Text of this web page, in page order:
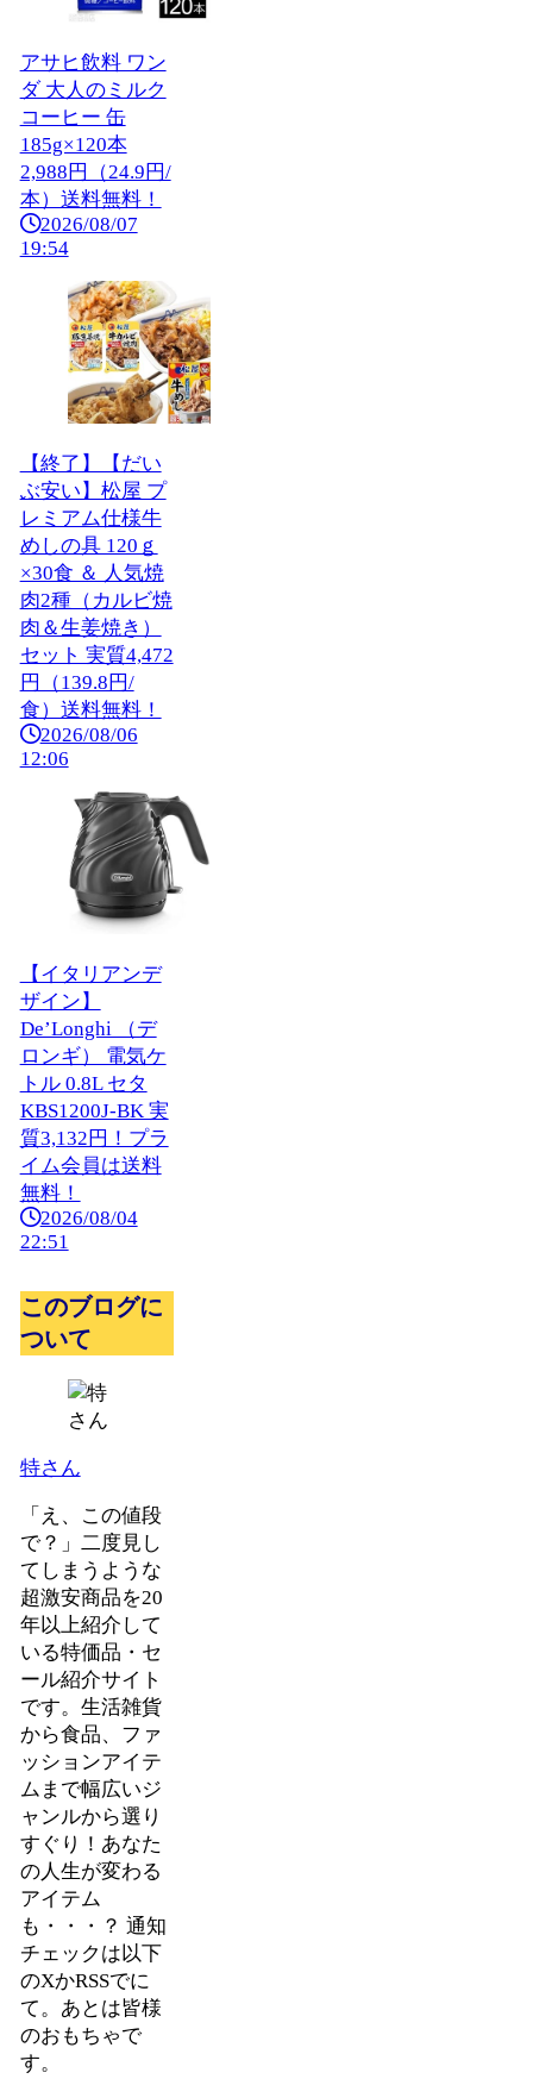
アサヒ飲料 ワン
ダ 大人のミルク
コーヒー 缶
185g×120本
2,988円（24.9円/
本）送料無料！
2026/08/07
19:54
【終了】【だい
ぶ安い】松屋 プ
レミアム仕様牛
めしの具 120ｇ
×30食 ＆ 人気焼
肉2種（カルビ焼
肉＆生姜焼き）
セット 実質4,472
円（139.8円/
食）送料無料！
2026/08/06
12:06
【イタリアンデ
ザイン】
De’Longhi （デ
ロンギ） 電気ケ
トル 0.8L セタ
KBS1200J-BK 実
質3,132円！プラ
イム会員は送料
無料！
2026/08/04
22:51
このブログに
ついて
特さん
「え、この値段
で？」二度見し
てしまうような
超激安商品を20
年以上紹介して
いる特価品・セ
ール紹介サイト
です。生活雑貨
から食品、ファ
ッションアイテ
ムまで幅広いジ
ャンルから選り
すぐり！あなた
の人生が変わる
アイテム
も・・・？ 通知
チェックは以下
のXかRSSでに
て。あとは皆様
のおもちゃで
す。